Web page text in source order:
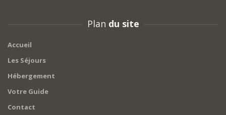
Plan du site
Accueil
Les Séjours
Hébergement
Votre Guide
Contact